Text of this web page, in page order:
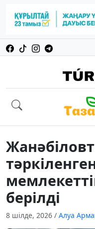
берілді
8 шілде, 2026 / Алуа